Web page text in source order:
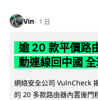
Vin 1 日
逾 20 款平價路
動連線回中國
網絡安全公司 VulnCheck
的 20 多款路由器內置後